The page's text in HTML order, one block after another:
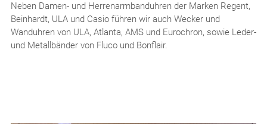
Neben Damen- und Herrenarmbanduhren der Marken Regent,
Beinhardt, ULA und Casio führen wir auch Wecker und
Wanduhren von ULA, Atlanta, AMS und Eurochron, sowie Leder-
und Metallbänder von Fluco und Bonflair.